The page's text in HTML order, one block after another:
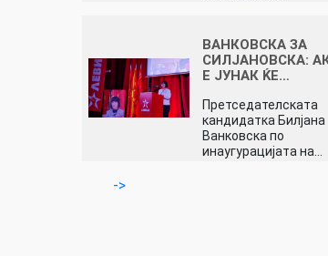
ВАНКОВСКА ЗА
СИЛЈАНОВСКА:
Е ЈУНАК ЌЕ…
Претседателската
кандидатка Билјана
Ванковска по
инаугурацијата на…
->